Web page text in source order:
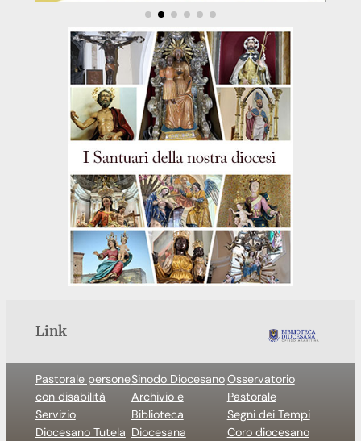
Link
Pastorale persone
con disabilità
Servizio
Diocesano Tutela
Sinodo Diocesano
Archivio e
Biblioteca
Diocesana
Osservatorio
Pastorale
Segni dei Tempi
Coro diocesano